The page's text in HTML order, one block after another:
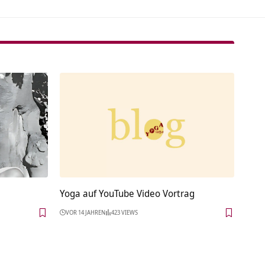
Yoga auf YouTube Video Vortrag
VOR 14 JAHREN 423 VIEWS